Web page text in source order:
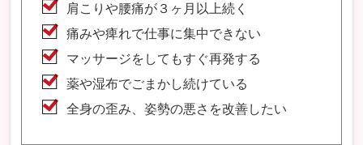
肩こりや腰痛が３ヶ月以上続く
痛みや痺れで仕事に集中できない
マッサージをしてもすぐ再発する
薬や湿布でごまかし続けている
全身の歪み、姿勢の悪さを改善したい